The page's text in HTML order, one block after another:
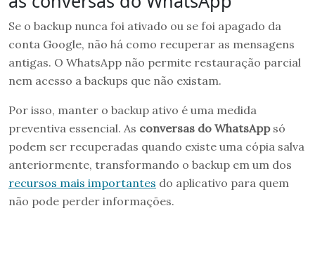
Se o backup nunca foi ativado ou se foi apagado da
conta Google, não há como recuperar as mensagens
antigas. O WhatsApp não permite restauração parcial
nem acesso a backups que não existam.
Por isso, manter o backup ativo é uma medida
preventiva essencial. As conversas do WhatsAppsó
podem ser recuperadas quando existe uma cópia salva
anteriormente, transformando o backup em um dos
recursos mais importantes do aplicativo para quem
não pode perder informações.